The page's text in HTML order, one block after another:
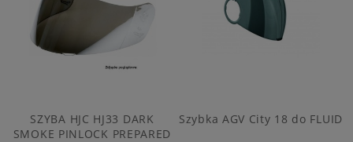
SZYBA HJC HJ33 DARK
SMOKE PINLOCK PREPARED
Szybka AGV City 18 do FLUID